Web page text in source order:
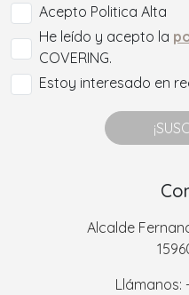
Acepto Politica Alta
He leído y acepto la
COVERING.
Estoy interesado en
Alcalde
Llámanos: